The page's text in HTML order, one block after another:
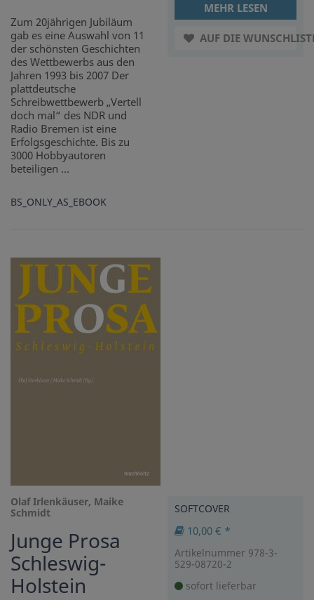
Zum 20jährigen Jubiläum
gab es eine Auswahl von 11
der schönsten Geschichten
des Wettbewerbs aus den
Jahren 1993 bis 2007 Der
plattdeutsche
Schreibwettbewerb „Vertell
doch mal“ des NDR und
Radio Bremen ist eine
Erfolgsgeschichte. Bis zu
3000 Hobbyautoren
beteiligen ...
BS_ONLY_AS_EBOOK
MEHR LESEN
AUF DIE
Olaf Irlenkäuser, Maike
Schmidt
Junge Prosa
Schleswig-
Holstein
SOFTCOVER
10,00 € *
Artikelnummer 978-3-
529-08720-2
sofort lieferbar